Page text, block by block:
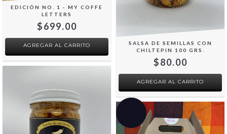
EDICIÓN NO. 1 - MY COFFE
LETTERS
$699.00
AGREGAR AL CARRITO
SALSA DE SEMILLAS CON
CHILTEPIN 100 GRS.
$80.00